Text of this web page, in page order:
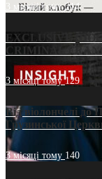
3 місяці тому214
EXCLUSIVE
CRIMINAL
3 місяці тому129
Від віолончелі
Грузинської
3 місяці тому 140